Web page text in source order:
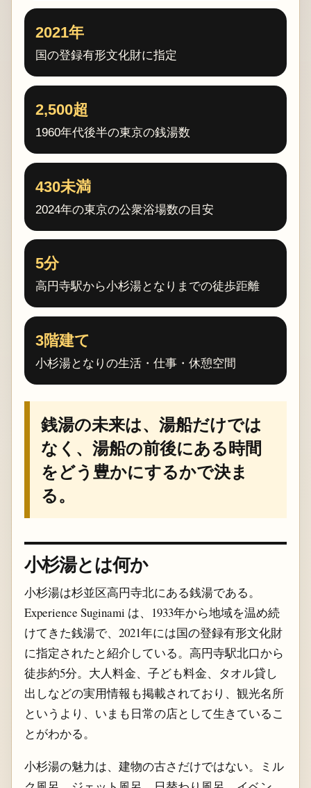
2021年
国の登録有形文化財に指定
2,500超
1960年代後半の東京の銭湯数
430未満
2024年の東京の公衆浴場数の目安
5分
高円寺駅から小杉湯となりまでの徒歩距離
3階建て
小杉湯となりの生活・仕事・休憩空間
銭湯の未来は、湯船だけでは
なく、湯船の前後にある時間
をどう豊かにするかで決ま
る。
小杉湯とは何か
小杉湯は杉並区高円寺北にある銭湯である。
Experience Suginami は、1933年から地域を温め続
けてきた銭湯で、2021年には国の登録有形文化財
に指定されたと紹介している。高円寺駅北口から
徒歩約5分。大人料金、子ども料金、タオル貸し
出しなどの実用情報も掲載されており、観光名所
というより、いまも日常の店として生きているこ
とがわかる。
小杉湯の魅力は、建物の古さだけではない。ミル